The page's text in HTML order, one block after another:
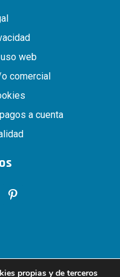
web
comercial
a cuenta
propias y de terceros